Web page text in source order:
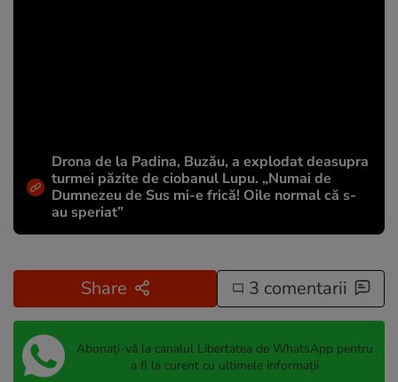
Drona de la Padina, Buzău, a explodat deasupra
turmei păzite de ciobanul Lupu. „Numai de
Dumnezeu de Sus mi-e frică! Oile normal că s-
au speriat”
Share 3 comentarii
Abonați-vă la canalul Libertatea de WhatsApp pentru
a fi la curent cu ultimele informații